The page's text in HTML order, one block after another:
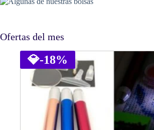
Ofertas del mes
💎-18%